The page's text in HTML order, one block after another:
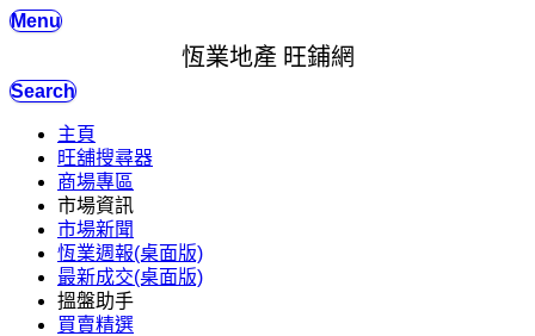
Menu
恆業地產 旺鋪網
Search
主頁
旺舖搜尋器
商場專區
市場資訊
市場新聞
恆業週報(桌面版)
最新成交(桌面版)
搵盤助手
買賣精選